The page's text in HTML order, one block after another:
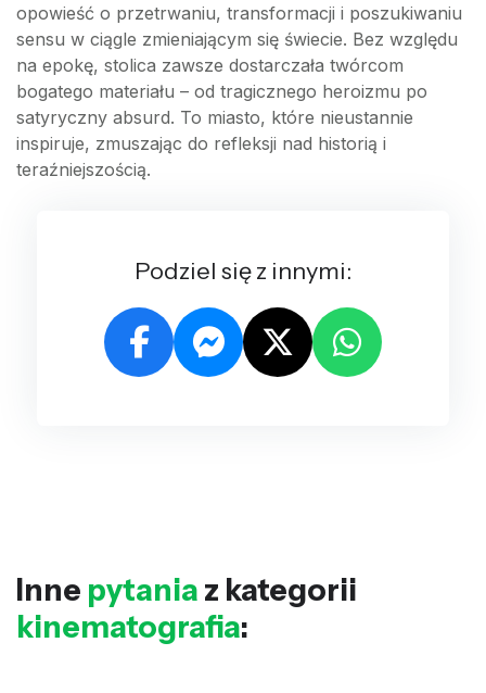
opowieść o przetrwaniu, transformacji i poszukiwaniu
sensu w ciągle zmieniającym się świecie. Bez względu
na epokę, stolica zawsze dostarczała twórcom
bogatego materiału – od tragicznego heroizmu po
satyryczny absurd. To miasto, które nieustannie
inspiruje, zmuszając do refleksji nad historią i
teraźniejszością.
Podziel się z innymi:
Inne pytania z kategorii
kinematografia: